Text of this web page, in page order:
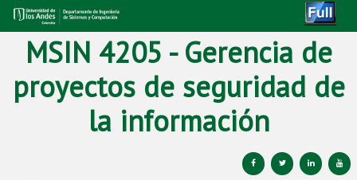
MSIN 4205 - Gerencia de
proyectos de seguridad de
la información